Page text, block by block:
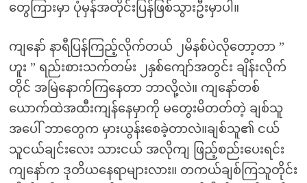
တွေကြားမှာ ပုံမှန်အတိုင်းပြန်ဖြစ်သွားဦးမှာပါ။
ကျနော် နာရီပြန်ကြည့်လိုက်တယ် ၂မိနစ်ပဲလိုတော့တာ ”
ဟူး ” ရည်းစားသက်တမ်း ၂နှစ်ကျော်အတွင်း ချိန်းလိုက်
တိုင် အမြဲနောက်ကြနေတာ ဘာလို့လဲ။ ကျနော်တစ်
ယောက်ထဲအထီးကျန်နေမှာကို မတွေးမိတတ်တဲ့ ချစ်သူ
အပေါ် ဘာတွေက မှားယွန်းစေခဲ့တာလဲ။ချစ်သူ၏ ငယ်
သူငယ်ချင်းလေး သားငယ် အလိုကျ ဖြည့်စည်းပေးရင်း
ကျနော်က ဒုတိယနေရာများလား။ တကယ်ချစ်ကြသူတိုင်း